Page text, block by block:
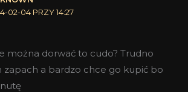
02-04 PRZY 14:27
można dorwać to cudo? Trudno
zapach a bardzo chce go kupić bo